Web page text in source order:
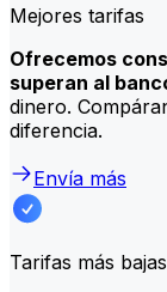
Mejores tarifas
Ofrecemos
superan al
dinero.
diferencia.
Envía más
Tarifas más bajas